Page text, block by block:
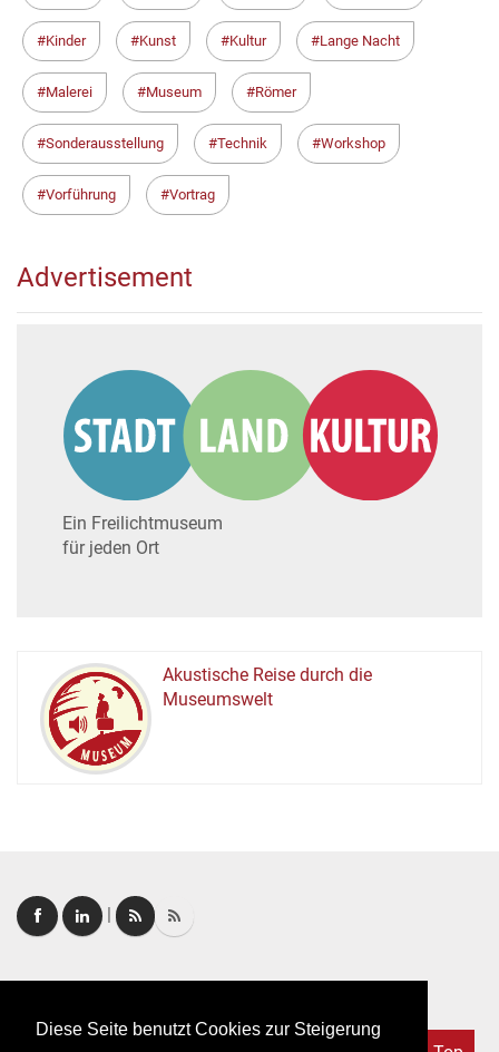
Diese Seite benutzt Cookies zur Steigerung
Kinder Kunst Kultur Lange Nacht
Malerei Museum Römer
Sonderausstellung Technik Workshop
Vorführung Vortrag
Advertisement
Ein Freilichtmuseum
für jeden Ort
MUSEUM
Akustische Reise durch die
Museumswelt